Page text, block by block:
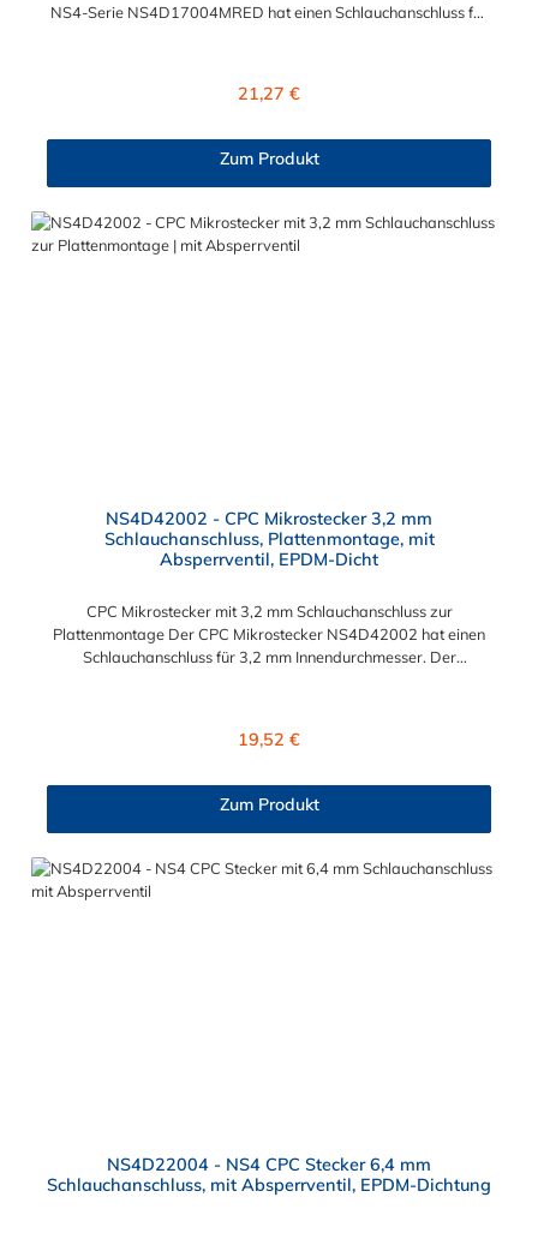
NS4-Serie NS4D17004MRED hat einen Schlauchanschluss für
(PP) und der Dichtring ist aus EPDM. Das Verbindungsstück
diese CPC Schnellkupplung mit allen Steckern der CPC NS4-
Regulärer Preis:
21,27 €
Zum Produkt
NS4D42002 - CPC Mikrostecker 3,2 mm
Schlauchanschluss, Plattenmontage, mit
Absperrventil, EPDM-Dicht
CPC Mikrostecker mit 3,2 mm Schlauchanschluss zur
Plattenmontage Der CPC Mikrostecker NS4D42002 hat einen
Schlauchanschluss für 3,2 mm Innendurchmesser. Der
Verbindungsstück zur CPC Kupplung, hat ein Außenmaß von ≈
Kupplungen der CPC NS4-Serie kombinieren.
Regulärer Preis:
19,52 €
Zum Produkt
NS4D22004 - NS4 CPC Stecker 6,4 mm
Schlauchanschluss, mit Absperrventil, EPDM-Dichtung